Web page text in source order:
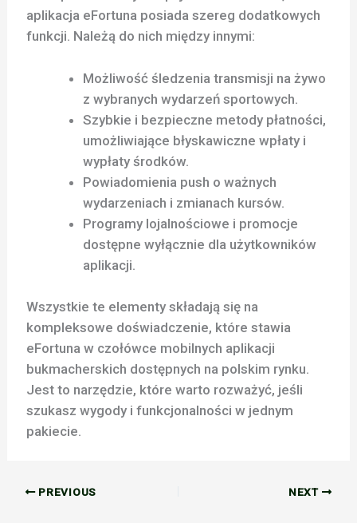
aplikacja eFortuna posiada szereg dodatkowych
funkcji. Należą do nich między innymi:
Możliwość śledzenia transmisji na żywo
z wybranych wydarzeń sportowych.
Szybkie i bezpieczne metody płatności,
umożliwiające błyskawiczne wpłaty i
wypłaty środków.
Powiadomienia push o ważnych
wydarzeniach i zmianach kursów.
Programy lojalnościowe i promocje
dostępne wyłącznie dla użytkowników
aplikacji.
Wszystkie te elementy składają się na
kompleksowe doświadczenie, które stawia
eFortuna w czołówce mobilnych aplikacji
bukmacherskich dostępnych na polskim rynku.
Jest to narzędzie, które warto rozważyć, jeśli
szukasz wygody i funkcjonalności w jednym
pakiecie.
PREVIOUS NEXT